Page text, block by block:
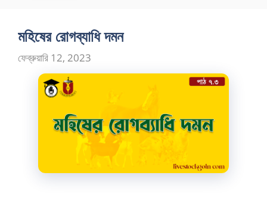
মহিষের রোগব্যাধি দমন
ফেব্রুয়ারি 12, 2023